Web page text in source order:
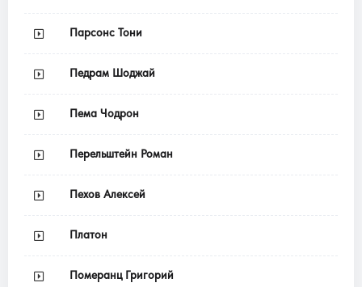
Парсонс Тони
Педрам Шоджай
Пема Чодрон
Перельштейн Роман
Пехов Алексей
Платон
Померанц Григорий